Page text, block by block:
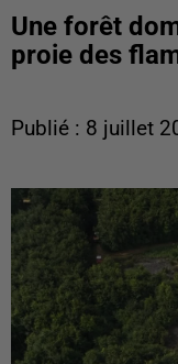
Une forêt
proie des
Publié : 8 juillet